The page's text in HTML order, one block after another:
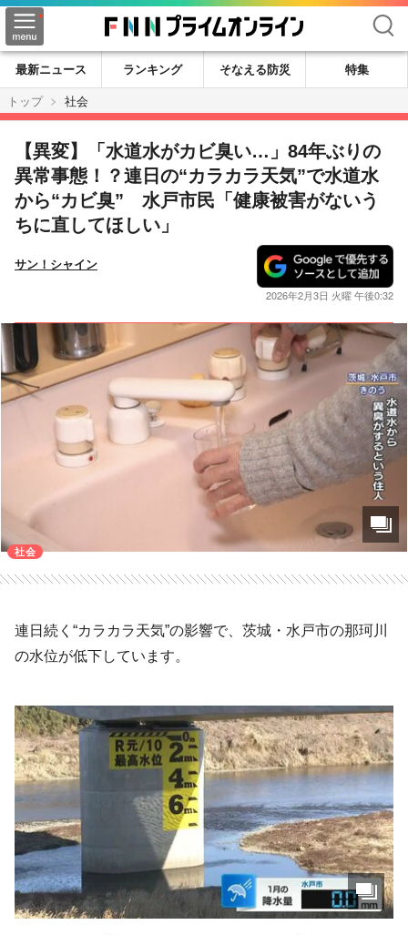
検索
最新ニュース ランキング そなえる防災
特集
トップ
社会
【異変】「水道水がカビ臭い…」84年ぶりの
異常事態！？連日の“カラカラ天気”で水道水
から“カビ臭” 水戸市民「健康被害がないう
ちに直してほしい」
サン！シャイン
2026年2月3日 火曜 午後0:32
社会
連日続く“カラカラ天気”の影響で、茨城・水戸市の那珂川
の水位が低下しています。